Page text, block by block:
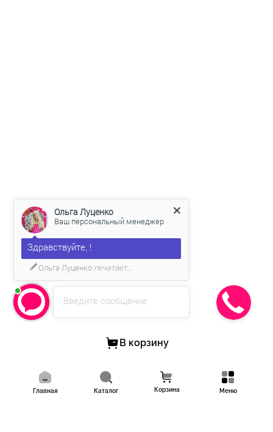
В корзину
Главная Каталог Корзина Меню
Введите сообщение
Ольга Луценко
Ваш персональный менеджер
Здравствуйте, !
Ольга Луценко печатает...